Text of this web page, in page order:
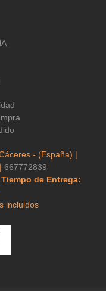
- (España) |
667772839
Tiempo de Entrega:
incluidos